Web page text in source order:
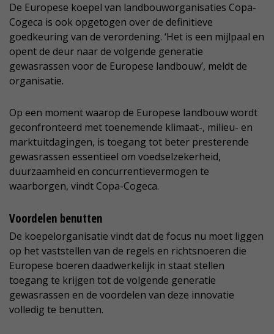
De Europese koepel van landbouworganisaties Copa-
Cogeca is ook opgetogen over de definitieve
goedkeuring van de verordening. ‘Het is een mijlpaal en
opent de deur naar de volgende generatie
gewasrassen voor de Europese landbouw’, meldt de
organisatie.
Op een moment waarop de Europese landbouw wordt
geconfronteerd met toenemende klimaat-, milieu- en
marktuitdagingen, is toegang tot beter presterende
gewasrassen essentieel om voedselzekerheid,
duurzaamheid en concurrentievermogen te
waarborgen, vindt Copa-Cogeca.
Voordelen benutten
De koepelorganisatie vindt dat de focus nu moet liggen
op het vaststellen van de regels en richtsnoeren die
Europese boeren daadwerkelijk in staat stellen
toegang te krijgen tot de volgende generatie
gewasrassen en de voordelen van deze innovatie
volledig te benutten.